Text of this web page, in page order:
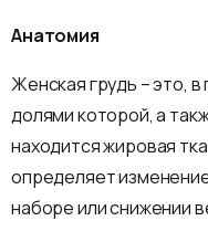
Анатомия
Женская грудь – это,
долями которой, а
находится жировая
определяет
наборе или снижении